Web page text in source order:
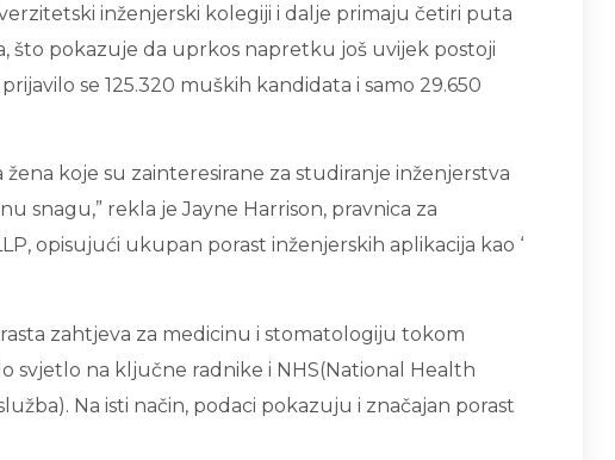
inženjerski kolegiji i dalje primaju četiri puta
što pokazuje da uprkos napretku još uvijek postoji
se 125.320 muških kandidata i samo 29.650
žena koje su zainteresirane za studiranje inženjerstva
snagu,” rekla je Jayne Harrison, pravnica za
opisujući ukupan porast inženjerskih aplikacija kao ‘
zahtjeva za medicinu i stomatologiju tokom
svjetlo na ključne radnike i NHS(National Health
Na isti način, podaci pokazuju i značajan porast